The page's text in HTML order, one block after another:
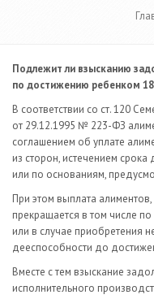
Подлежит ли взысканию
по достижению ребенком
В соответствии со ст. 120
от 29.12.1995 № 223-ФЗ
соглашением об уплате
из сторон, истечением срока
или по основаниям,
При этом выплата
прекращается в том числе
или в случае приобретения
дееспособности до
Вместе с тем взыскание
исполнительного